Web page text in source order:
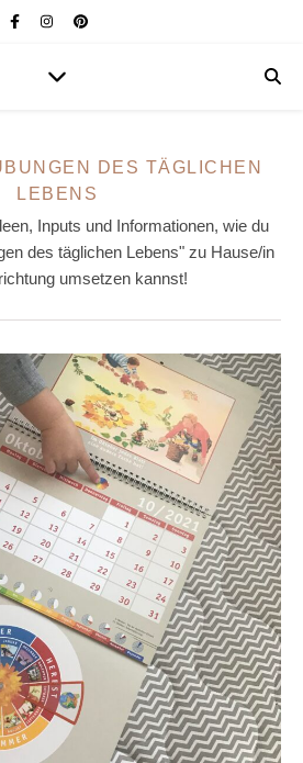
DES TÄGLICHEN
LEBENS
Inputs und Informationen, wie du
des täglichen Lebens" zu Hause/in
umsetzen kannst!